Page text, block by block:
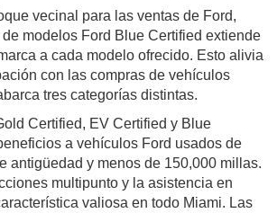
vecinal para las ventas de Ford,
modelos Ford Blue Certified extiende
a cada modelo ofrecido. Esto alivia
con las compras de vehículos
tres categorías distintas.
Certified, EV Certified y Blue
a vehículos Ford usados de
antigüedad y menos de 150,000 millas.
multipunto y la asistencia en
valiosa en todo Miami. Las